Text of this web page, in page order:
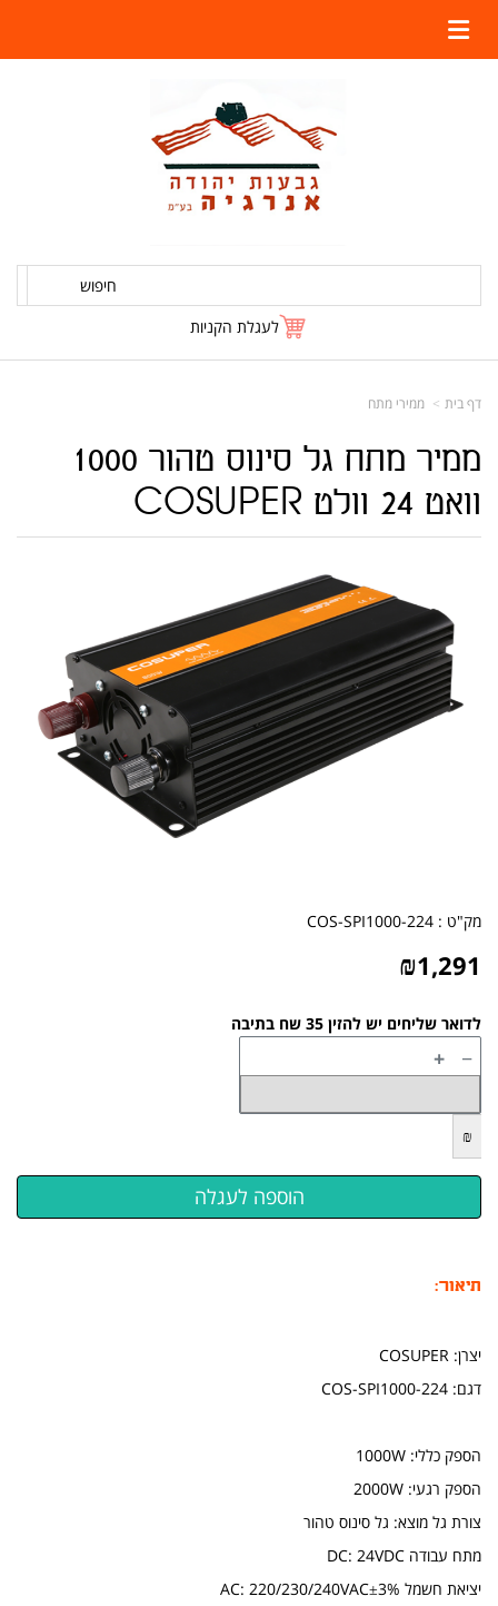
חיפוש
לעגלת הקניות
דף בית ממירי מתח
ממיר מתח גל סינוס טהור 1000
וואט 24 וולט COSUPER
מק"ט : COS-SPI1000-224
₪1,291
לדואר שליחים יש להזין 35 שח בתיבה
−
+
₪
תיאור:
יצרן: COSUPER
דגם: COS-SPI1000-224
הספק כללי: 1000W
הספק רגעי: 2000W
צורת גל מוצא: גל סינוס טהור
מתח עבודה DC: 24VDC
יציאת חשמל AC: 220/230/240VAC±3%